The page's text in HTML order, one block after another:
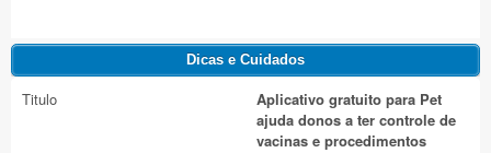
Titulo
Aplicativo gratuito para Pet
ajuda donos a ter controle de
vacinas e procedimentos